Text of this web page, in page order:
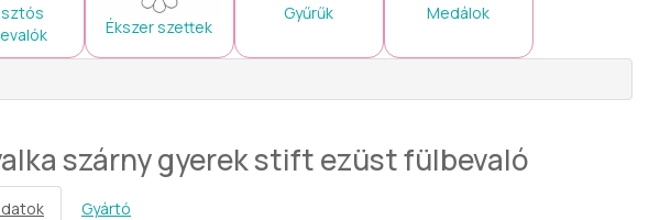
Ékszer szettek
Gyűrűk Medálok
szárny gyerek stift ezüst fülbevaló
Gyártó